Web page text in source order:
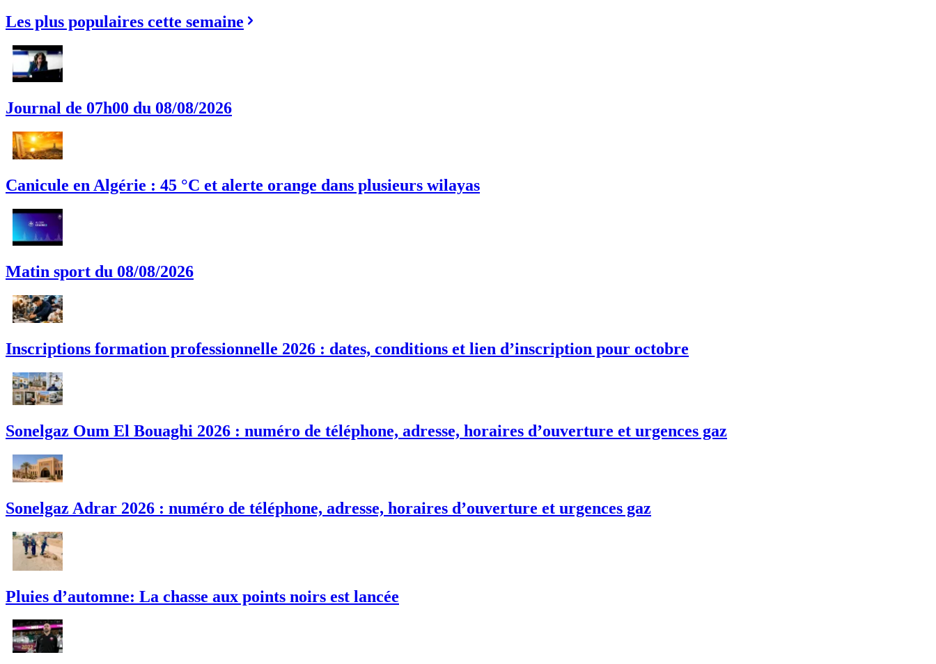
Les plus populaires cette semaine
Journal de 07h00 du 08/08/2026
Canicule en Algérie : 45 °C et alerte orange dans plusieurs wilayas
Matin sport du 08/08/2026
Inscriptions formation professionnelle 2026 : dates, conditions et lien d’inscription pour octobre
Sonelgaz Oum El Bouaghi 2026 : numéro de téléphone, adresse, horaires d’ouverture et urgences gaz
Sonelgaz Adrar 2026 : numéro de téléphone, adresse, horaires d’ouverture et urgences gaz
Pluies d’automne: La chasse aux points noirs est lancée